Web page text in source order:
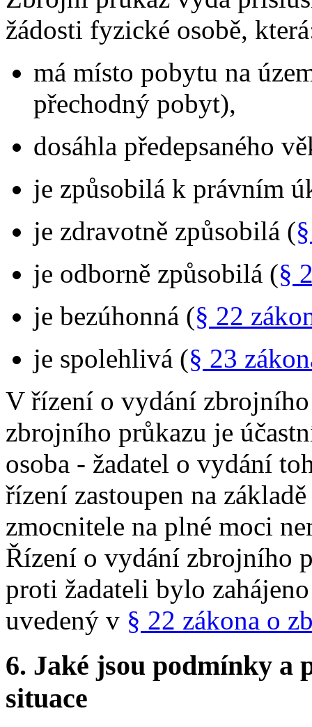
žádosti fyzické osobě,
má místo pobytu na
přechodný pobyt),
dosáhla předepsaného
je způsobilá k právním
je zdravotně způsobilá (
je odborně způsobilá (§
je bezúhonná (§ 22
je spolehlivá (§ 23
V řízení o vydání
zbrojního průkazu je
osoba - žadatel o vydání
řízení zastoupen na
zmocnitele na plné moci
Řízení o vydání zbrojního
proti žadateli bylo
uvedený v § 22 zákona o
6. Jaké jsou podmínky a
situace